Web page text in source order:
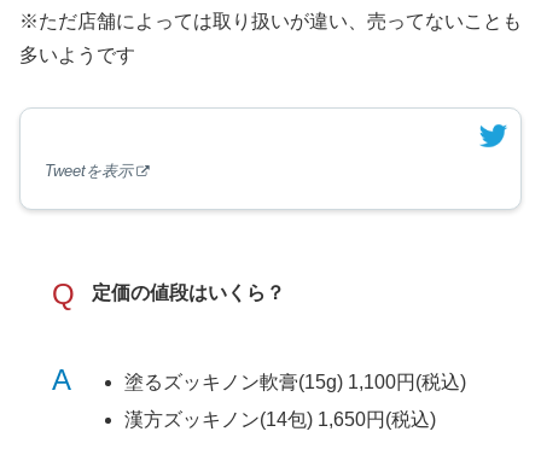
※ただ店舗によっては取り扱いが違い、売ってないことも
多いようです
Tweetを表示
Q 定価の値段はいくら？
A
塗るズッキノン軟膏(15g) 1,100円(税込)
漢方ズッキノン(14包) 1,650円(税込)